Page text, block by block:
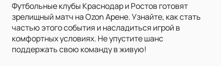
Футбольные клубы Краснодар и Ростов готовят
зрелищный матч на Ozon Арене. Узнайте, как стать
частью этого события и насладиться игрой в
комфортных условиях. Не упустите шанс
поддержать свою команду в живую!